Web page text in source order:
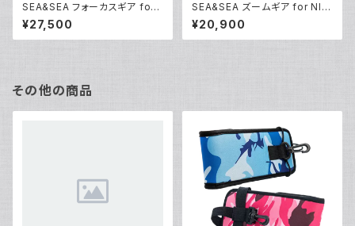
SEA&SEA フォーカスギア for
Canon EF100mmF2.8L Mac
ro IS USM [31155]
¥27,500
SEA&SEA ズームギア for NIK
KOR Z 14-30mm f/4 S [312
02]
¥20,900
その他の商品